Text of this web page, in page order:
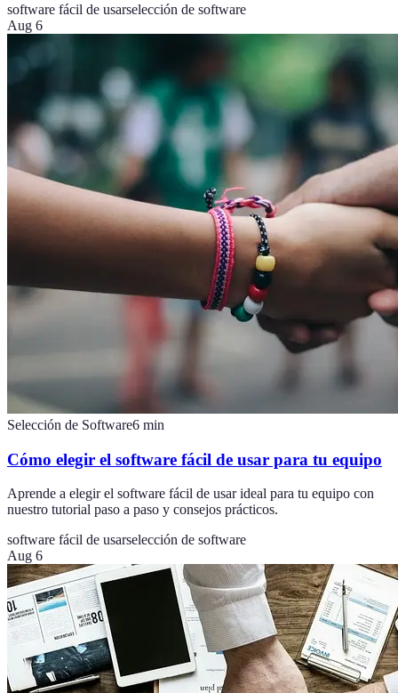
software fácil de usarselección de software
Aug 6
Selección de Software6 min
Cómo elegir el software fácil de usar para tu equipo
Aprende a elegir el software fácil de usar ideal para tu equipo con
nuestro tutorial paso a paso y consejos prácticos.
software fácil de usarselección de software
Aug 6